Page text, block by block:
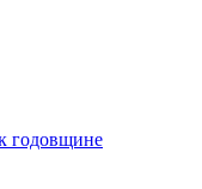
годовщине